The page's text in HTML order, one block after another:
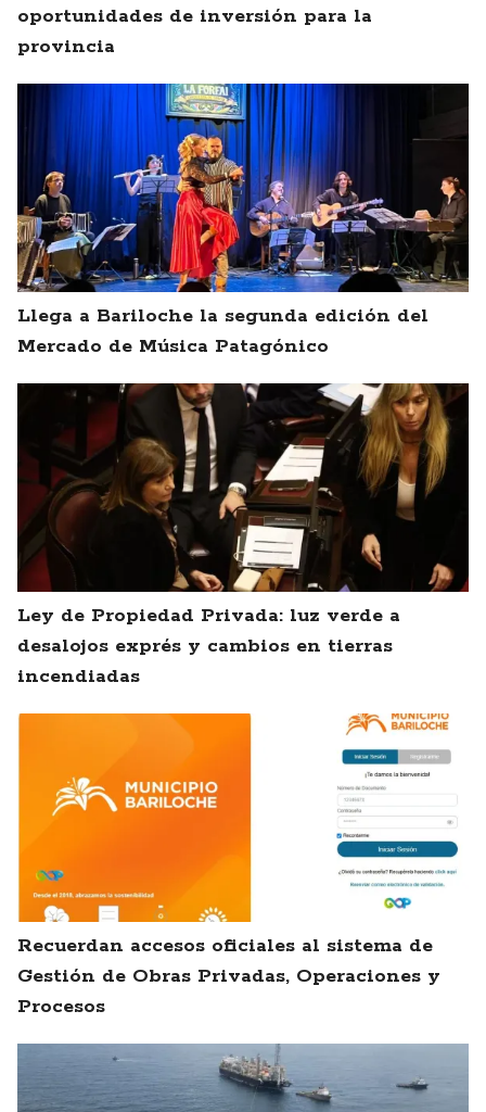
oportunidades de inversión para la
provincia
Llega a Bariloche la segunda edición del
Mercado de Música Patagónico
Ley de Propiedad Privada: luz verde a
desalojos exprés y cambios en tierras
incendiadas
Recuerdan accesos oficiales al sistema de
Gestión de Obras Privadas, Operaciones y
Procesos